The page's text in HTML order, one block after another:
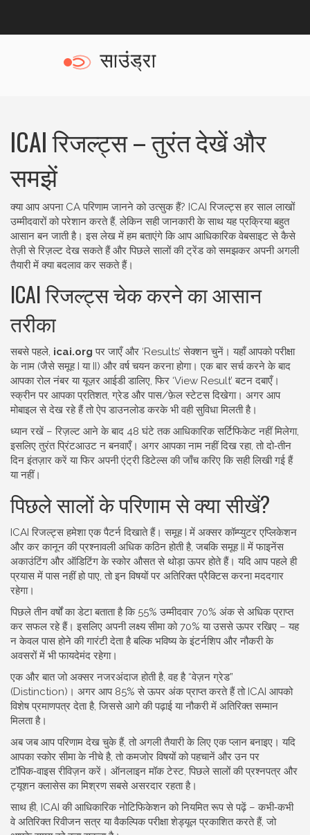
ICAI रिजल्ट्स – तुरंत देखें और
समझें
क्या आप अपना CA परिणाम जानने को उत्सुक हैं? ICAI रिजल्ट्स हर साल लाखों
उम्मीदवारों को परेशान करते हैं, लेकिन सही जानकारी के साथ यह प्रक्रिया बहुत
आसान बन जाती है। इस लेख में हम बताएंगे कि आप आधिकारिक वेबसाइट से कैसे
तेज़ी से रिज़ल्ट देख सकते हैं और पिछले सालों की ट्रेंड को समझकर अपनी अगली
तैयारी में क्या बदलाव कर सकते हैं।
ICAI रिजल्ट्स चेक करने का आसान
तरीका
सबसे पहले, icai.org पर जाएँ और ‘Results’ सेक्शन चुनें। यहाँ आपको परीक्षा
के नाम (जैसे समूह I या II) और वर्ष चयन करना होगा। एक बार सर्च करने के बाद
आपका रोल नंबर या यूज़र आईडी डालिए, फिर ‘View Result’ बटन दबाएँ।
स्क्रीन पर आपका प्रतिशत, ग्रेड और पास/फ़ेल स्टेटस दिखेगा। अगर आप
मोबाइल से देख रहे हैं तो ऐप डाउनलोड करके भी वही सुविधा मिलती है।
ध्यान रखें – रिज़ल्ट आने के बाद 48 घंटे तक आधिकारिक सर्टिफिकेट नहीं मिलेगा,
इसलिए तुरंत प्रिंटआउट न बनवाएँ। अगर आपका नाम नहीं दिख रहा, तो दो‑तीन
दिन इंतज़ार करें या फिर अपनी एंट्री डिटेल्स की जाँच करिए कि सही लिखी गई हैं
या नहीं।
पिछले सालों के परिणाम से क्या सीखें?
ICAI रिजल्ट्स हमेशा एक पैटर्न दिखाते हैं। समूह I में अक्सर कॉम्प्युटर एप्लिकेशन
और कर कानून की प्रश्नावली अधिक कठिन होती है, जबकि समूह II में फाइनेंस
अकाउंटिंग और ऑडिटिंग के स्कोर औसत से थोड़ा ऊपर होते हैं। यदि आप पहले ही
प्रयास में पास नहीं हो पाए, तो इन विषयों पर अतिरिक्त प्रैक्टिस करना मददगार
रहेगा।
पिछले तीन वर्षों का डेटा बताता है कि 55% उम्मीदवार 70% अंक से अधिक प्राप्त
कर सफल रहे हैं। इसलिए अपनी लक्ष्य सीमा को 70% या उससे ऊपर रखिए – यह
न केवल पास होने की गारंटी देता है बल्कि भविष्य के इंटर्नशिप और नौकरी के
अवसरों में भी फायदेमंद रहेगा।
एक और बात जो अक्सर नजरअंदाज होती है, वह है “वेज़न ग्रेड”
(Distinction)। अगर आप 85% से ऊपर अंक प्राप्त करते हैं तो ICAI आपको
विशेष प्रमाणपत्र देता है, जिससे आगे की पढ़ाई या नौकरी में अतिरिक्त सम्मान
मिलता है।
अब जब आप परिणाम देख चुके हैं, तो अगली तैयारी के लिए एक प्लान बनाइए। यदि
आपका स्कोर सीमा के नीचे है, तो कमजोर विषयों को पहचानें और उन पर
टॉपिक‑वाइस रीविज़न करें। ऑनलाइन मॉक टेस्ट, पिछले सालों की प्रश्नपत्र और
ट्यूशन क्लासेस का मिश्रण सबसे असरदार रहता है।
साथ ही, ICAI की आधिकारिक नोटिफिकेशन को नियमित रूप से पढ़ें – कभी‑कभी
वे अतिरिक्त रिवीजन सत्र या वैकल्पिक परीक्षा शेड्यूल प्रकाशित करते हैं, जो